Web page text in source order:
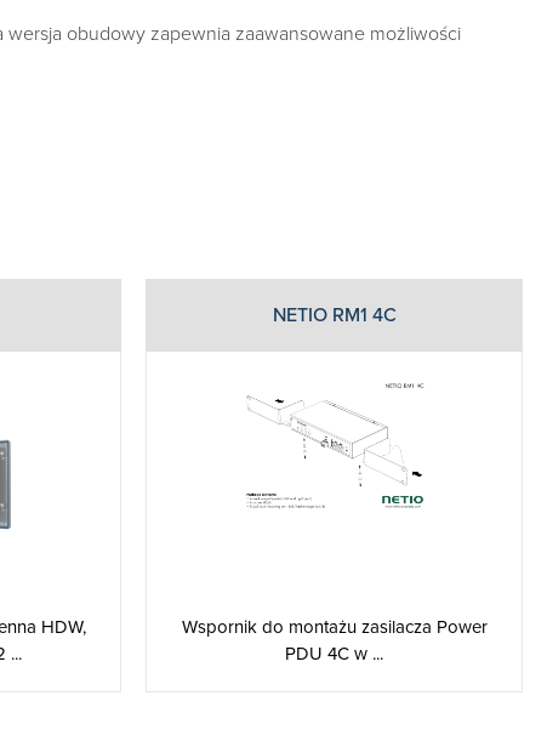
wersja obudowy zapewnia zaawansowane możliwości
HDW,
...
NETIO RM1 4C
Wspornik do montażu zasilacza Power
PDU 4C w ...